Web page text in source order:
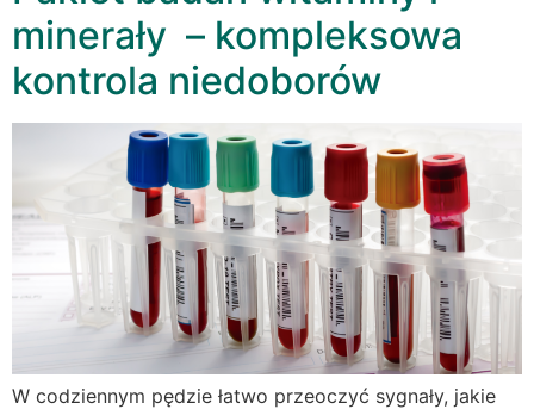
minerały – kompleksowa
kontrola niedoborów
W codziennym pędzie łatwo przeoczyć sygnały, jakie